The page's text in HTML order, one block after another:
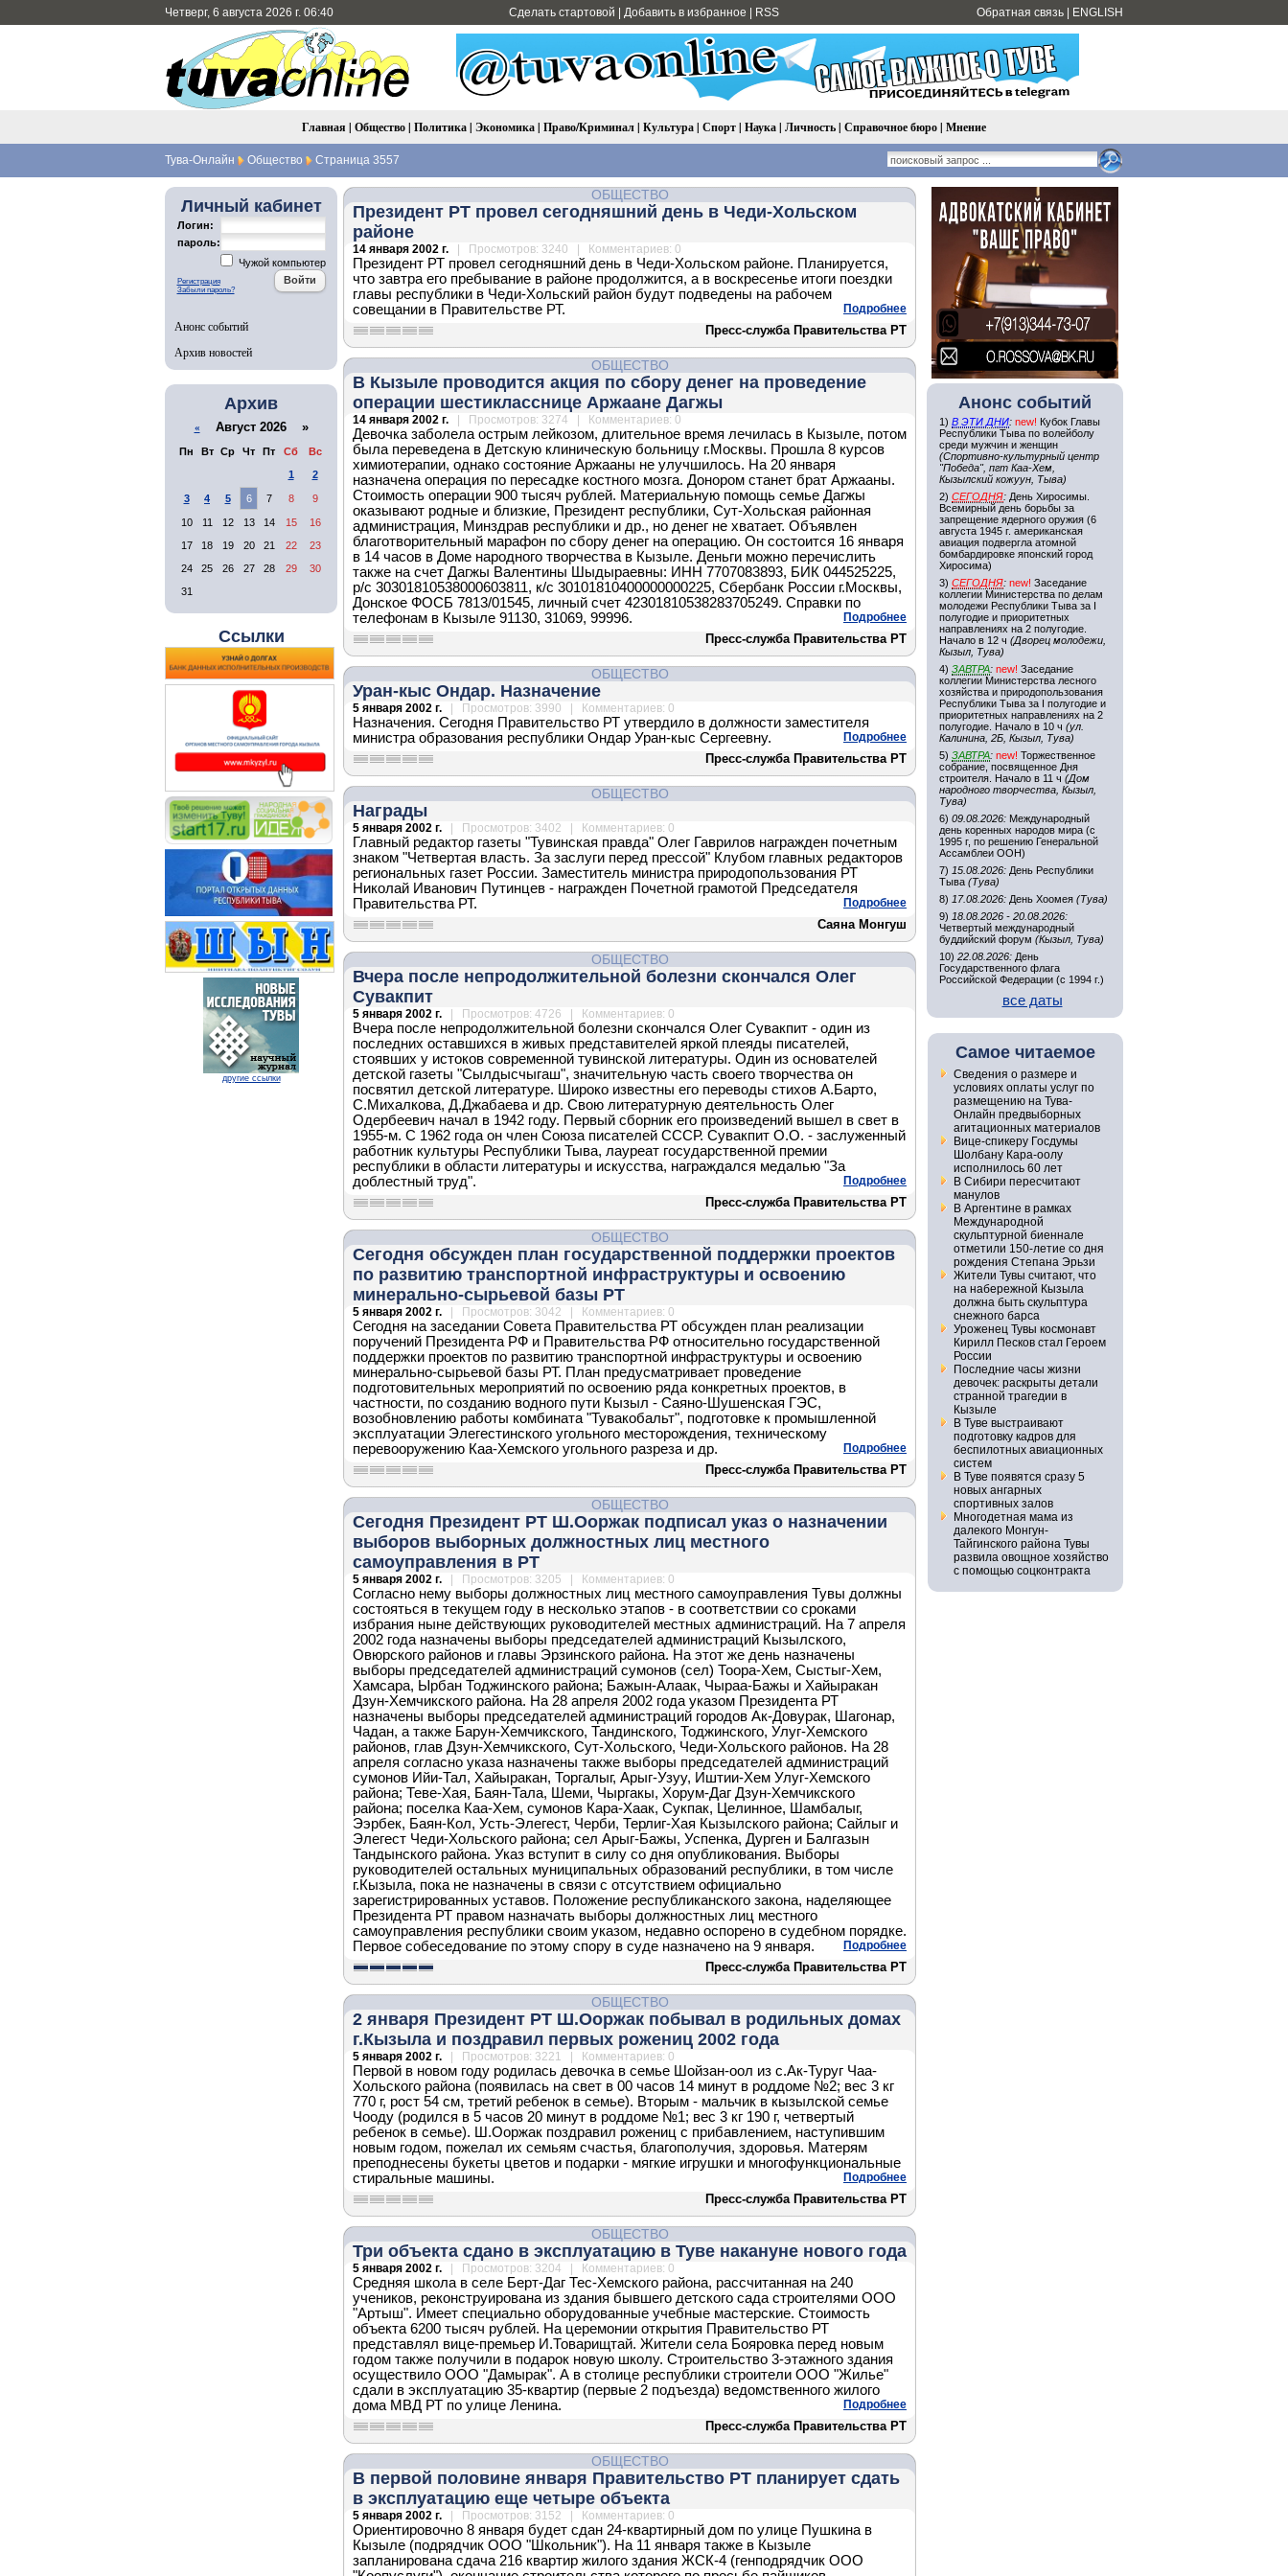
Четверг, 6 августа 2026 г. 06:40 Сделать стартовой Добавить в избранное RSS Обратная связь ENGLISH
Главная | Общество| Политика| Экономика| Право/Криминал| Культура| Спорт| Наука| Личность| Справочное бюро| Мнение
Тува-Онлайн Общество Страница 3557
Личный кабинет
Логин:
пароль:
Чужой компьютер
Регистрация
Забыли пароль?
Анонс событий
Архив новостей
Архив
« Август 2026 »
Пн Вт Ср Чт Пт Сб
Вс
1
2
3 4 5 6 7 8 9
10 11 12 13 14 15
16
17
18 19 20 21 22
23
24
25 26 27 28 29
30
31
Ссылки
другие ссылки
ОБЩЕСТВО
Президент РТ провел сегодняшний день в Чеди-Хольском
районе
14 января 2002 г. | Просмотров: 3240 | Комментариев: 0
Президент РТ провел сегодняшний день в Чеди-Хольском районе. Планируется,
что завтра его пребывание в районе продолжится, а в воскресенье итоги поездки
главы республики в Чеди-Хольский район будут подведены на рабочем
совещании в Правительстве РТ.
Подробнее
Пресс-служба Правительства РТ
ОБЩЕСТВО
В Кызыле проводится акция по сбору денег на проведение
операции шестикласснице Аржаане Дагжы
14 января 2002 г. | Просмотров: 3274 | Комментариев: 0
Девочка заболела острым лейкозом, длительное время лечилась в Кызыле, потом
была переведена в Детскую клиническую больницу г.Москвы. Прошла 8 курсов
химиотерапии, однако состояние Аржааны не улучшилось. На 20 января
назначена операция по пересадке костного мозга. Донором станет брат Аржааны.
Стоимость операции 900 тысяч рублей. Материальную помощь семье Дагжы
оказывают родные и близкие, Президент республики, Сут-Хольская районная
администрация, Минздрав республики и др., но денег не хватает. Объявлен
благотворительный марафон по сбору денег на операцию. Он состоится 16 января
в 14 часов в Доме народного творчества в Кызыле. Деньги можно перечислить
также на счет Дагжы Валентины Шыдыраевны: ИНН 7707083893, БИК 044525225,
р/с 30301810538000603811, к/с 30101810400000000225, Сбербанк России г.Москвы,
Донское ФОСБ 7813/01545, личный счет 42301810538283705249. Справки по
телефонам в Кызыле 91130, 31069, 99996.
Подробнее
Пресс-служба Правительства РТ
ОБЩЕСТВО
Уран-кыс Ондар. Назначение
5 января 2002 г. | Просмотров: 3990 | Комментариев: 0
Назначения. Сегодня Правительство РТ утвердило в должности заместителя
министра образования республики Ондар Уран-кыс Сергеевну.
Подробнее
Пресс-служба Правительства РТ
ОБЩЕСТВО
Награды
5 января 2002 г. | Просмотров: 3402 | Комментариев: 0
Главный редактор газеты "Тувинская правда" Олег Гаврилов награжден почетным
знаком "Четвертая власть. За заслуги перед прессой" Клубом главных редакторов
региональных газет России. Заместитель министра природопользования РТ
Николай Иванович Путинцев - награжден Почетной грамотой Председателя
Правительства РТ.
Подробнее
Саяна Монгуш
ОБЩЕСТВО
Вчера после непродолжительной болезни скончался Олег
Сувакпит
5 января 2002 г. | Просмотров: 4726 | Комментариев: 0
Вчера после непродолжительной болезни скончался Олег Сувакпит - один из
последних оставшихся в живых представителей яркой плеяды писателей,
стоявших у истоков современной тувинской литературы. Один из основателей
детской газеты "Сылдысчыгаш", значительную часть своего творчества он
посвятил детской литературе. Широко известны его переводы стихов А.Барто,
С.Михалкова, Д.Джабаева и др. Свою литературную деятельность Олег
Одербеевич начал в 1942 году. Первый сборник его произведений вышел в свет в
1955-м. С 1962 года он член Союза писателей СССР. Сувакпит О.О. - заслуженный
работник культуры Республики Тыва, лауреат государственной премии
республики в области литературы и искусства, награждался медалью "За
доблестный труд".
Подробнее
Пресс-служба Правительства РТ
ОБЩЕСТВО
Сегодня обсужден план государственной поддержки проектов
по развитию транспортной инфраструктуры и освоению
минерально-сырьевой базы РТ
5 января 2002 г. | Просмотров: 3042 | Комментариев: 0
Сегодня на заседании Совета Правительства РТ обсужден план реализации
поручений Президента РФ и Правительства РФ относительно государственной
поддержки проектов по развитию транспортной инфраструктуры и освоению
минерально-сырьевой базы РТ. План предусматривает проведение
подготовительных мероприятий по освоению ряда конкретных проектов, в
частности, по созданию водного пути Кызыл - Саяно-Шушенская ГЭС,
возобновлению работы комбината "Тувакобальт", подготовке к промышленной
эксплуатации Элегестинского угольного месторождения, техническому
перевооружению Каа-Хемского угольного разреза и др.
Подробнее
Пресс-служба Правительства РТ
ОБЩЕСТВО
Сегодня Президент РТ Ш.Ооржак подписал указ о назначении
выборов выборных должностных лиц местного
самоуправления в РТ
5 января 2002 г. | Просмотров: 3205 | Комментариев: 0
Согласно нему выборы должностных лиц местного самоуправления Тувы должны
состояться в текущем году в несколько этапов - в соответствии со сроками
избрания ныне действующих руководителей местных администраций. На 7 апреля
2002 года назначены выборы председателей администраций Кызылского,
Овюрского районов и главы Эрзинского района. На этот же день назначены
выборы председателей администраций сумонов (сел) Тоора-Хем, Сыстыг-Хем,
Хамсара, Ырбан Тоджинского района; Бажын-Алаак, Чыраа-Бажы и Хайыракан
Дзун-Хемчикского района. На 28 апреля 2002 года указом Президента РТ
назначены выборы председателей администраций городов Ак-Довурак, Шагонар,
Чадан, а также Барун-Хемчикского, Тандинского, Тоджинского, Улуг-Хемского
районов, глав Дзун-Хемчикского, Сут-Хольского, Чеди-Хольского районов. На 28
апреля согласно указа назначены также выборы председателей администраций
сумонов Ийи-Тал, Хайыракан, Торгалыг, Арыг-Узуу, Иштии-Хем Улуг-Хемского
района; Теве-Хая, Баян-Тала, Шеми, Чыргакы, Хорум-Даг Дзун-Хемчикского
района; поселка Каа-Хем, сумонов Кара-Хаак, Сукпак, Целинное, Шамбалыг,
Ээрбек, Баян-Кол, Усть-Элегест, Черби, Терлиг-Хая Кызылского района; Сайлыг и
Элегест Чеди-Хольского района; сел Арыг-Бажы, Успенка, Дурген и Балгазын
Тандынского района. Указ вступит в силу со дня опубликования. Выборы
руководителей остальных муниципальных образований республики, в том числе
г.Кызыла, пока не назначены в связи с отсутствием официально
зарегистрированных уставов. Положение республиканского закона, наделяющее
Президента РТ правом назначать выборы должностных лиц местного
самоуправления республики своим указом, недавно оспорено в судебном порядке.
Первое собеседование по этому спору в суде назначено на 9 января.
Подробнее
Пресс-служба Правительства РТ
ОБЩЕСТВО
2 января Президент РТ Ш.Ооржак побывал в родильных домах
г.Кызыла и поздравил первых рожениц 2002 года
5 января 2002 г. | Просмотров: 3221 | Комментариев: 0
Первой в новом году родилась девочка в семье Шойзан-оол из с.Ак-Туруг Чаа-
Хольского района (появилась на свет в 00 часов 14 минут в роддоме №2; вес 3 кг
770 г, рост 54 см, третий ребенок в семье). Вторым - мальчик в кызылской семье
Чооду (родился в 5 часов 20 минут в роддоме №1; вес 3 кг 190 г, четвертый
ребенок в семье). Ш.Ооржак поздравил рожениц с прибавлением, наступившим
новым годом, пожелал их семьям счастья, благополучия, здоровья. Матерям
преподнесены букеты цветов и подарки - мягкие игрушки и многофункциональные
стиральные машины.
Подробнее
Пресс-служба Правительства РТ
ОБЩЕСТВО
Три объекта сдано в эксплуатацию в Туве накануне нового года
5 января 2002 г. | Просмотров: 3204 | Комментариев: 0
Средняя школа в селе Берт-Даг Тес-Хемского района, рассчитанная на 240
учеников, реконструирована из здания бывшего детского сада строителями ООО
"Артыш". Имеет специально оборудованные учебные мастерские. Стоимость
объекта 6200 тысяч рублей. На церемонии открытия Правительство РТ
представлял вице-премьер И.Товарищтай. Жители села Бояровка перед новым
годом также получили в подарок новую школу. Строительство 3-этажного здания
осуществило ООО "Дамырак". А в столице республики строители ООО "Жилье"
сдали в эксплуатацию 35-квартир (первые 2 подъезда) ведомственного жилого
дома МВД РТ по улице Ленина.
Подробнее
Пресс-служба Правительства РТ
ОБЩЕСТВО
В первой половине января Правительство РТ планирует сдать
в эксплуатацию еще четыре объекта
5 января 2002 г. | Просмотров: 3152 | Комментариев: 0
Ориентировочно 8 января будет сдан 24-квартирный дом по улице Пушкина в
Кызыле (подрядчик ООО "Школьник"). На 11 января также в Кызыле
запланирована сдача 216 квартир жилого здания ЖСК-4 (генподрядчик ООО
Анонс событий
1) В ЭТИ ДНИ: new! Кубок Главы
Республики Тыва по волейболу
среди мужчин и женщин
(Спортивно-культурный центр
"Победа", пгт Каа-Хем,
Кызылский кожуун, Тыва)
2) СЕГОДНЯ: День Хиросимы.
Всемирный день борьбы за
запрещение ядерного оружия (6
августа 1945 г. американская
авиация подвергла атомной
бомбардировке японский город
Хиросима)
3) СЕГОДНЯ: new! Заседание
коллегии Министерства по делам
молодежи Республики Тыва за I
полугодие и приоритетных
направлениях на 2 полугодие.
Начало в 12 ч (Дворец молодежи,
Кызыл, Тува)
4) ЗАВТРА: new! Заседание
коллегии Министерства лесного
хозяйства и природопользования
Республики Тыва за I полугодие и
приоритетных направлениях на 2
полугодие. Начало в 10 ч (ул.
Калинина, 2Б, Кызыл, Тува)
5) ЗАВТРА: new! Торжественное
собрание, посвященное Дня
строителя. Начало в 11 ч (Дом
народного творчества, Кызыл,
Тува)
6) 09.08.2026: Международный
день коренных народов мира (с
1995 г, по решению Генеральной
Ассамблеи ООН)
7) 15.08.2026: День Республики
Тыва (Тува)
8) 17.08.2026: День Хоомея (Тува)
9) 18.08.2026 - 20.08.2026:
Четвертый международный
буддийский форум (Кызыл, Тува)
10) 22.08.2026: День
Государственного флага
Российской Федерации (с 1994 г.)
все даты
Самое читаемое
Сведения о размере и
условиях оплаты услуг по
размещению на Тува-
Онлайн предвыборных
агитационных материалов
Вице-спикеру Госдумы
Шолбану Кара-оолу
исполнилось 60 лет
В Сибири пересчитают
манулов
В Аргентине в рамках
Международной
скульптурной биеннале
отметили 150-летие со дня
рождения Степана Эрьзи
Жители Тувы считают, что
на набережной Кызыла
должна быть скульптура
снежного барса
Уроженец Тувы космонавт
Кирилл Песков стал Героем
России
Последние часы жизни
девочек: раскрыты детали
странной трагедии в
Кызыле
В Туве выстраивают
подготовку кадров для
беспилотных авиационных
систем
В Туве появятся сразу 5
новых ангарных
спортивных залов
Многодетная мама из
далекого Монгун-
Тайгинского района Тувы
развила овощное хозяйство
с помощью соцконтракта